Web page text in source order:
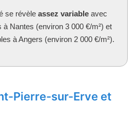
se révèle assez variable avec
Nantes (environ 3 000 €/m²) et
à Angers (environ 2 000 €/m²).
Pierre-sur-Erve et